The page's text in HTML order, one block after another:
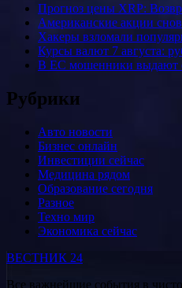
Прогноз цены XRP:
Американские акции
Хакеры взломали
Курсы валют 7 августа:
В ЕС мошенники выдают
Рубрики
Авто новости
Бизнес онлайн
Инвестиции сейчас
Медицина рядом
Образование сегодня
Разное
Техно мир
Экономика сейчас
ВЕСТНИК 24
Все важнейшие события в